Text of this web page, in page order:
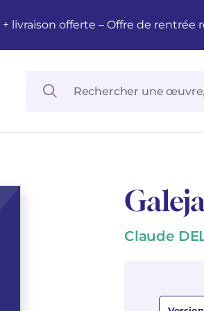
livraison offerte – Offre de
Claude